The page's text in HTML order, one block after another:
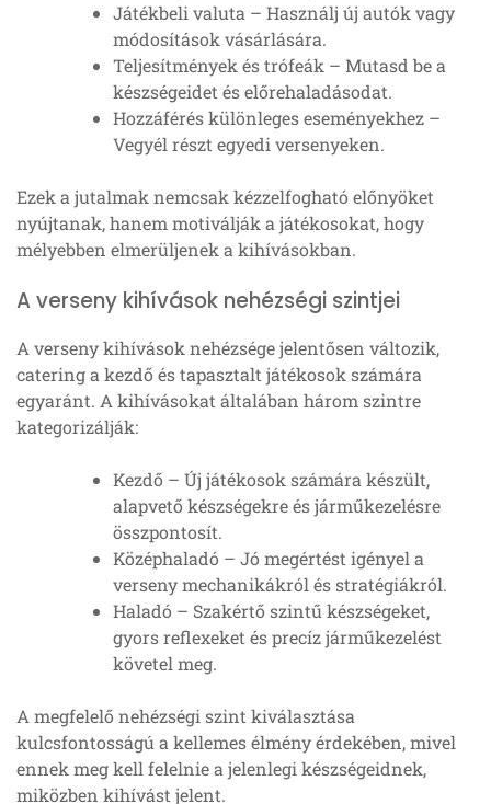
Játékbeli valuta – Használj új autók vagy
módosítások vásárlására.
Teljesítmények és trófeák – Mutasd be a
készségeidet és előrehaladásodat.
Hozzáférés különleges eseményekhez –
Vegyél részt egyedi versenyeken.
Ezek a jutalmak nemcsak kézzelfogható előnyöket
nyújtanak, hanem motiválják a játékosokat, hogy
mélyebben elmerüljenek a kihívásokban.
A verseny kihívások nehézségi szintjei
A verseny kihívások nehézsége jelentősen változik,
catering a kezdő és tapasztalt játékosok számára
egyaránt. A kihívásokat általában három szintre
kategorizálják:
Kezdő – Új játékosok számára készült,
alapvető készségekre és járműkezelésre
összpontosít.
Középhaladó – Jó megértést igényel a
verseny mechanikákról és stratégiákról.
Haladó – Szakértő szintű készségeket,
gyors reflexeket és precíz járműkezelést
követel meg.
A megfelelő nehézségi szint kiválasztása
kulcsfontosságú a kellemes élmény érdekében, mivel
ennek meg kell felelnie a jelenlegi készségeidnek,
miközben kihívást jelent.